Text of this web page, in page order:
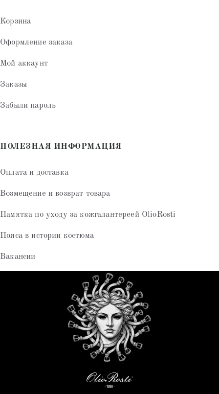
Корзина
Оформление заказа
Мой аккаунт
Заказы
Забыли пароль
ПОЛЕЗНАЯ ИНФОРМАЦИЯ
Оплата и доставка
Возмещение и возврат товара
Памятка по уходу за кожгалантереей OlioRosti
Пояса в истории костюма
Вакансии